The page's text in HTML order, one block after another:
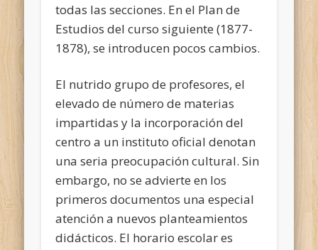
todas las secciones. En el Plan de
Estudios del curso siguiente (1877-
1878), se introducen pocos cambios.
El nutrido grupo de profesores, el
elevado de número de materias
impartidas y la incorporación del
centro a un instituto oficial denotan
una seria preocupación cultural. Sin
embargo, no se advierte en los
primeros documentos una especial
atención a nuevos planteamientos
didácticos. El horario escolar es